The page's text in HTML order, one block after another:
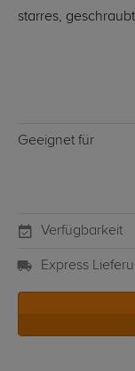
starres,
Geeignet für
Verfügbarkeit
Express